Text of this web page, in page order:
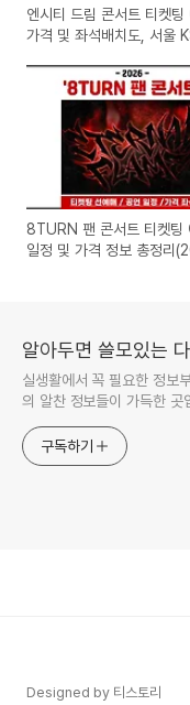
엔시티 드림 콘서트 티켓팅
가격 및 좌석배치도, 서울
DREAM TOUR )
8TURN 팬 콘서트 티켓팅
일정 및 가격 정보 총정리
알아두면 쓸모있는
실생활에서 꼭 필요한 정보
의 알찬 정보들이 가득한 곳
구독하기
Designed by 티스토리